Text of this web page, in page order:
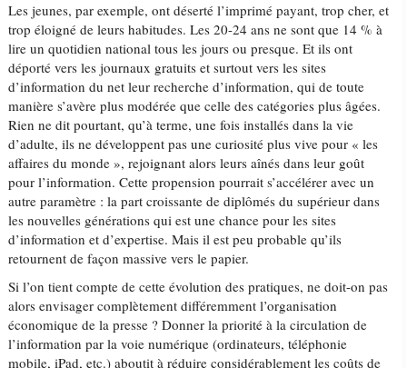
Les jeunes, par exemple, ont déserté l’imprimé payant, trop cher, et
trop éloigné de leurs habitudes. Les 20-24 ans ne sont que 14 % à
lire un quotidien national tous les jours ou presque. Et ils ont
déporté vers les journaux gratuits et surtout vers les sites
d’information du net leur recherche d’information, qui de toute
manière s’avère plus modérée que celle des catégories plus âgées.
Rien ne dit pourtant, qu’à terme, une fois installés dans la vie
d’adulte, ils ne développent pas une curiosité plus vive pour « les
affaires du monde », rejoignant alors leurs aînés dans leur goût
pour l’information. Cette propension pourrait s’accélérer avec un
autre paramètre : la part croissante de diplômés du supérieur dans
les nouvelles générations qui est une chance pour les sites
d’information et d’expertise. Mais il est peu probable qu’ils
retournent de façon massive vers le papier.
Si l’on tient compte de cette évolution des pratiques, ne doit-on pas
alors envisager complètement différemment l’organisation
économique de la presse ? Donner la priorité à la circulation de
l’information par la voie numérique (ordinateurs, téléphonie
mobile, iPad, etc.) aboutit à réduire considérablement les coûts de